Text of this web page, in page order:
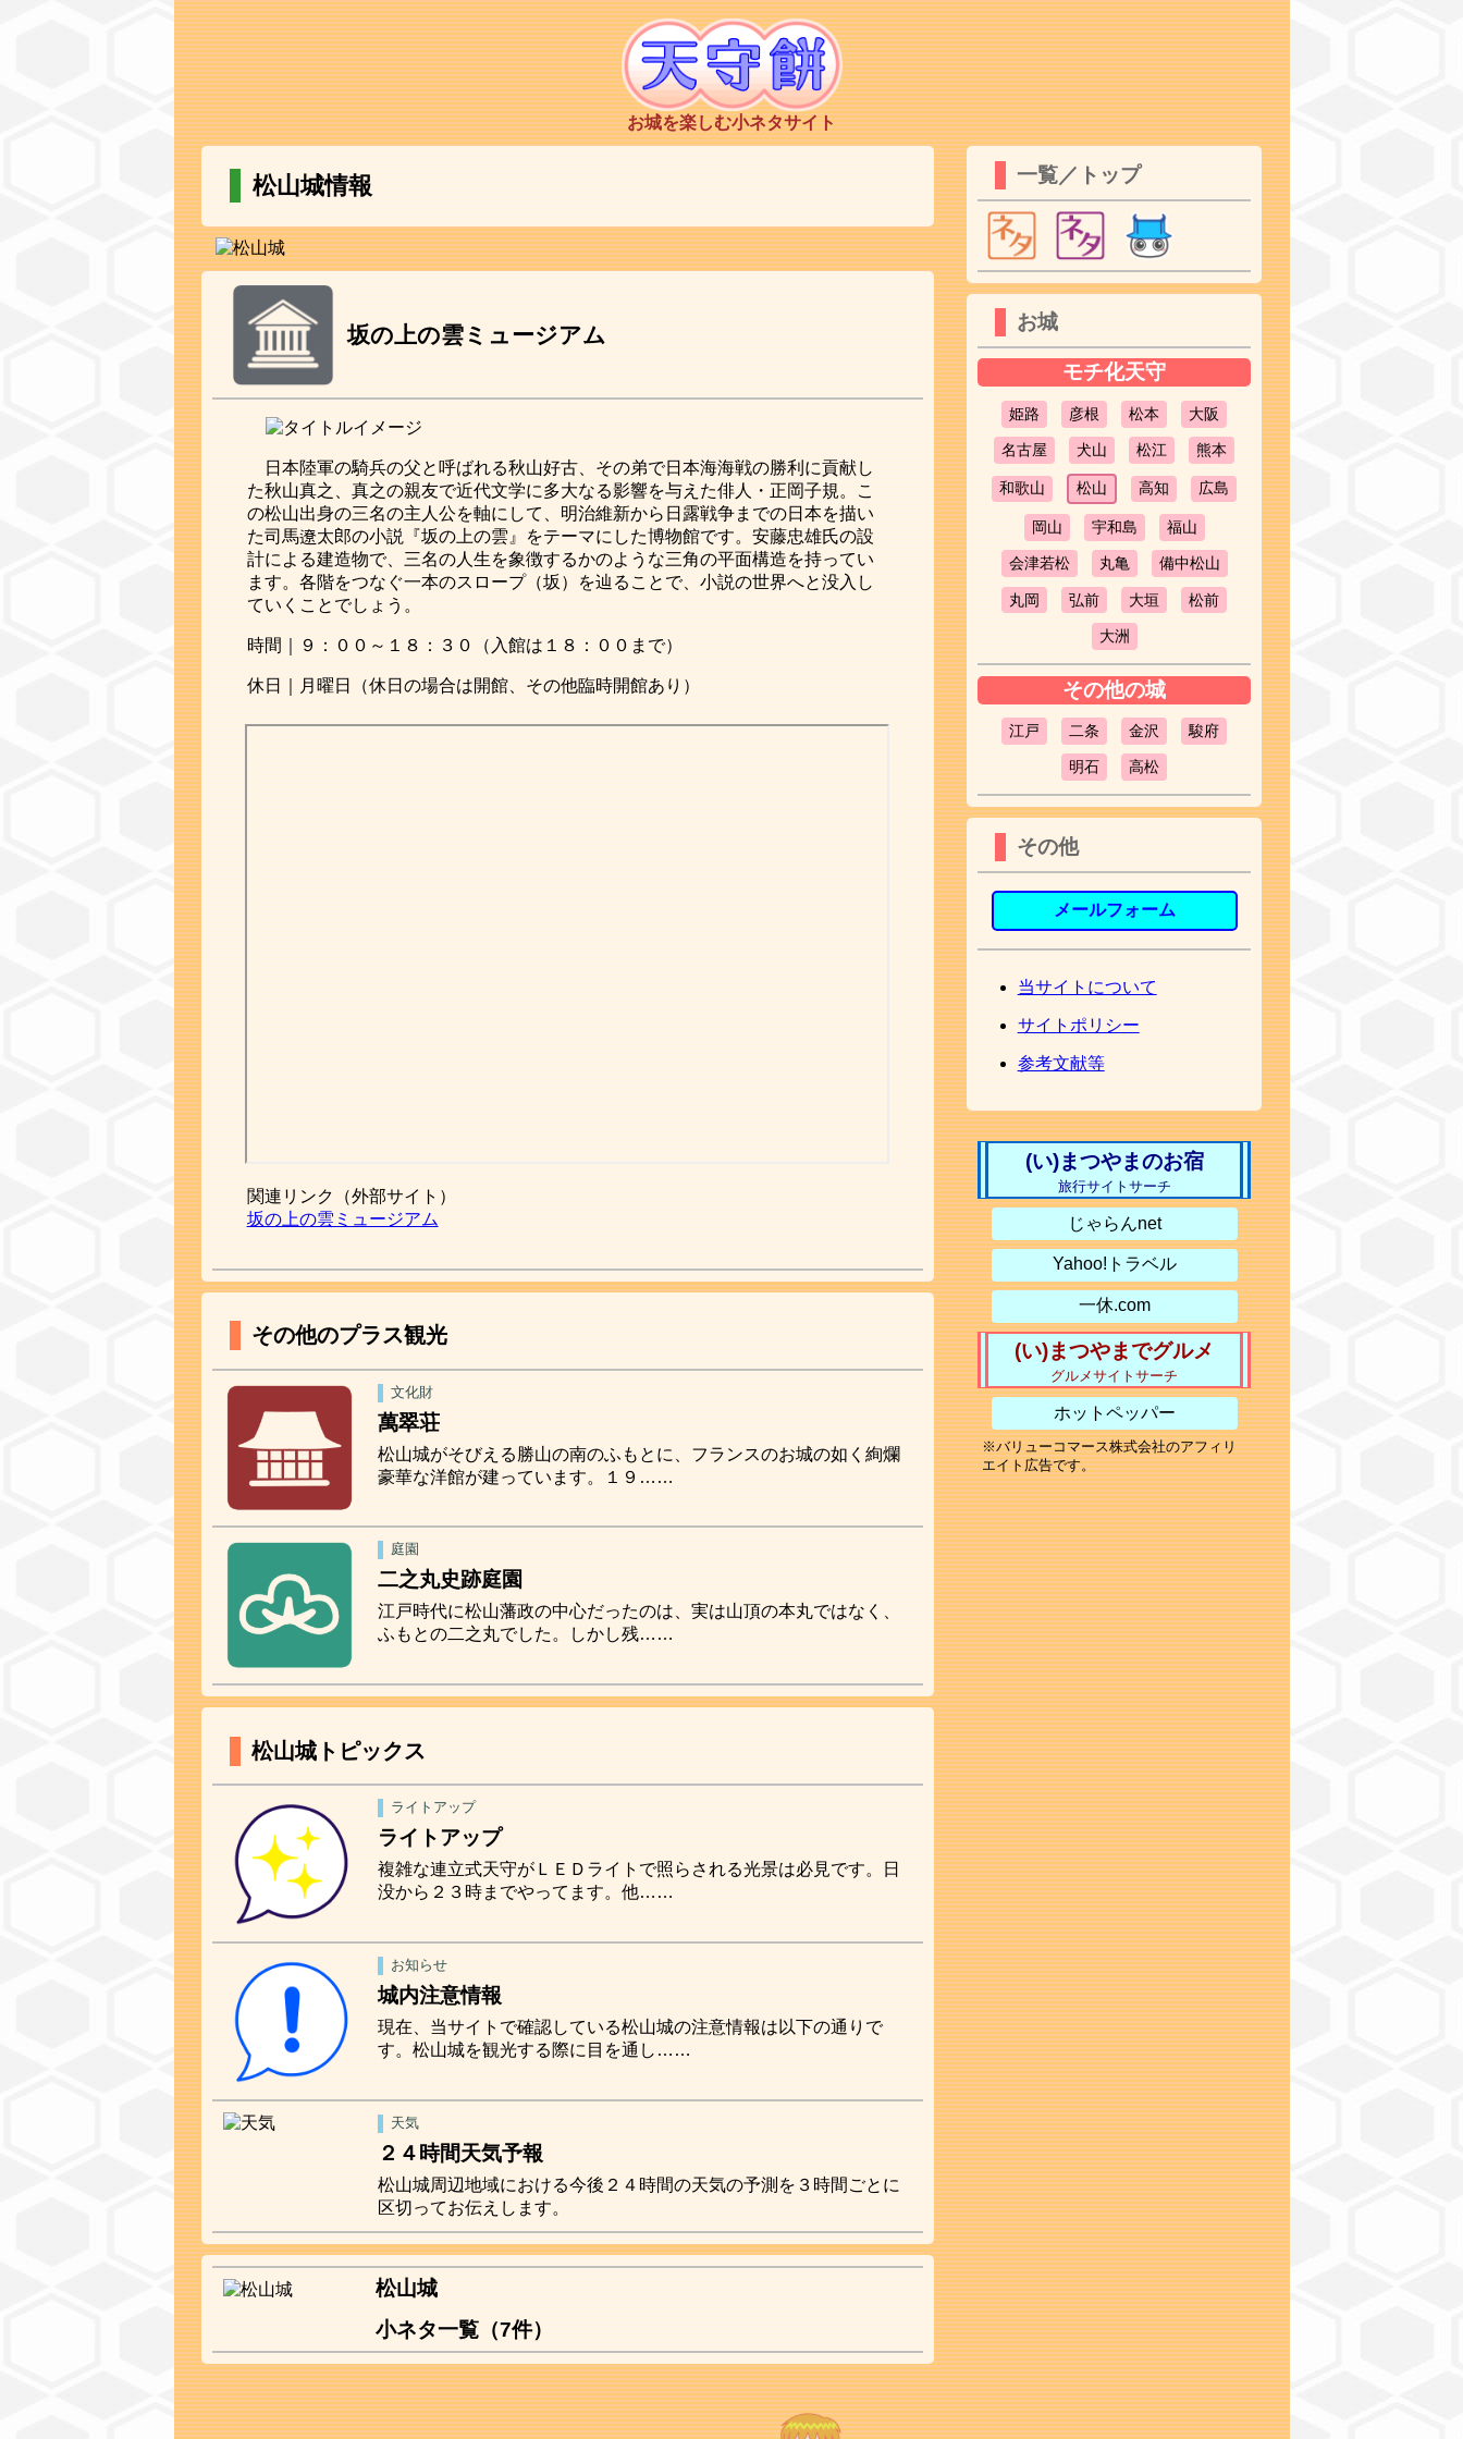
お城を楽しむ小ネタサイト
松山城情報
坂の上の雲ミュージアム
日本陸軍の騎兵の父と呼ばれる秋山好古、その弟で日本海海戦の勝利に貢献し
た秋山真之、真之の親友で近代文学に多大なる影響を与えた俳人・正岡子規。こ
の松山出身の三名の主人公を軸にして、明治維新から日露戦争までの日本を描い
た司馬遼太郎の小説『坂の上の雲』をテーマにした博物館です。安藤忠雄氏の設
計による建造物で、三名の人生を象徴するかのような三角の平面構造を持ってい
ます。各階をつなぐ一本のスロープ（坂）を辿ることで、小説の世界へと没入し
ていくことでしょう。
時間｜９：００～１８：３０（入館は１８：００まで）
休日｜月曜日（休日の場合は開館、その他臨時開館あり）
関連リンク（外部サイト）
坂の上の雲ミュージアム
その他のプラス観光
文化財
萬翠荘
松山城がそびえる勝山の南のふもとに、フランスのお城の如く絢爛
豪華な洋館が建っています。１９……
庭園
二之丸史跡庭園
江戸時代に松山藩政の中心だったのは、実は山頂の本丸ではなく、
ふもとの二之丸でした。しかし残……
松山城トピックス
ライトアップ
ライトアップ
複雑な連立式天守がＬＥＤライトで照らされる光景は必見です。日
没から２３時までやってます。他……
お知らせ
城内注意情報
現在、当サイトで確認している松山城の注意情報は以下の通りで
す。松山城を観光する際に目を通し……
天気
２４時間天気予報
松山城周辺地域における今後２４時間の天気の予測を３時間ごとに
区切ってお伝えします。
松山城
小ネタ一覧（7件）
一覧／トップ
お城
モチ化天守
姫路 彦根 松本 大阪
名古屋 犬山 松江 熊本
和歌山 松山 高知 広島
岡山 宇和島 福山
会津若松 丸亀 備中松山
丸岡 弘前 大垣 松前
大洲
その他の城
江戸 二条 金沢 駿府
明石 高松
その他
メールフォーム
当サイトについて
サイトポリシー
参考文献等
(い)まつやまのお宿
旅行サイトサーチ
じゃらんnet
Yahoo!トラベル
一休.com
(い)まつやまでグルメ
グルメサイトサーチ
ホットペッパー
※バリューコマース株式会社のアフィリ
エイト広告です。